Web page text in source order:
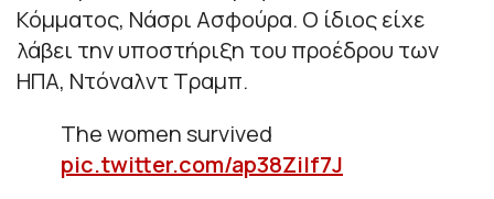
Κόμματος, Νάσρι Ασφούρα. Ο ίδιος είχε
λάβει την υποστήριξη του προέδρου των
ΗΠΑ, Ντόναλντ Τραμπ.
The women survived
pic.twitter.com/ap38ZiIf7J